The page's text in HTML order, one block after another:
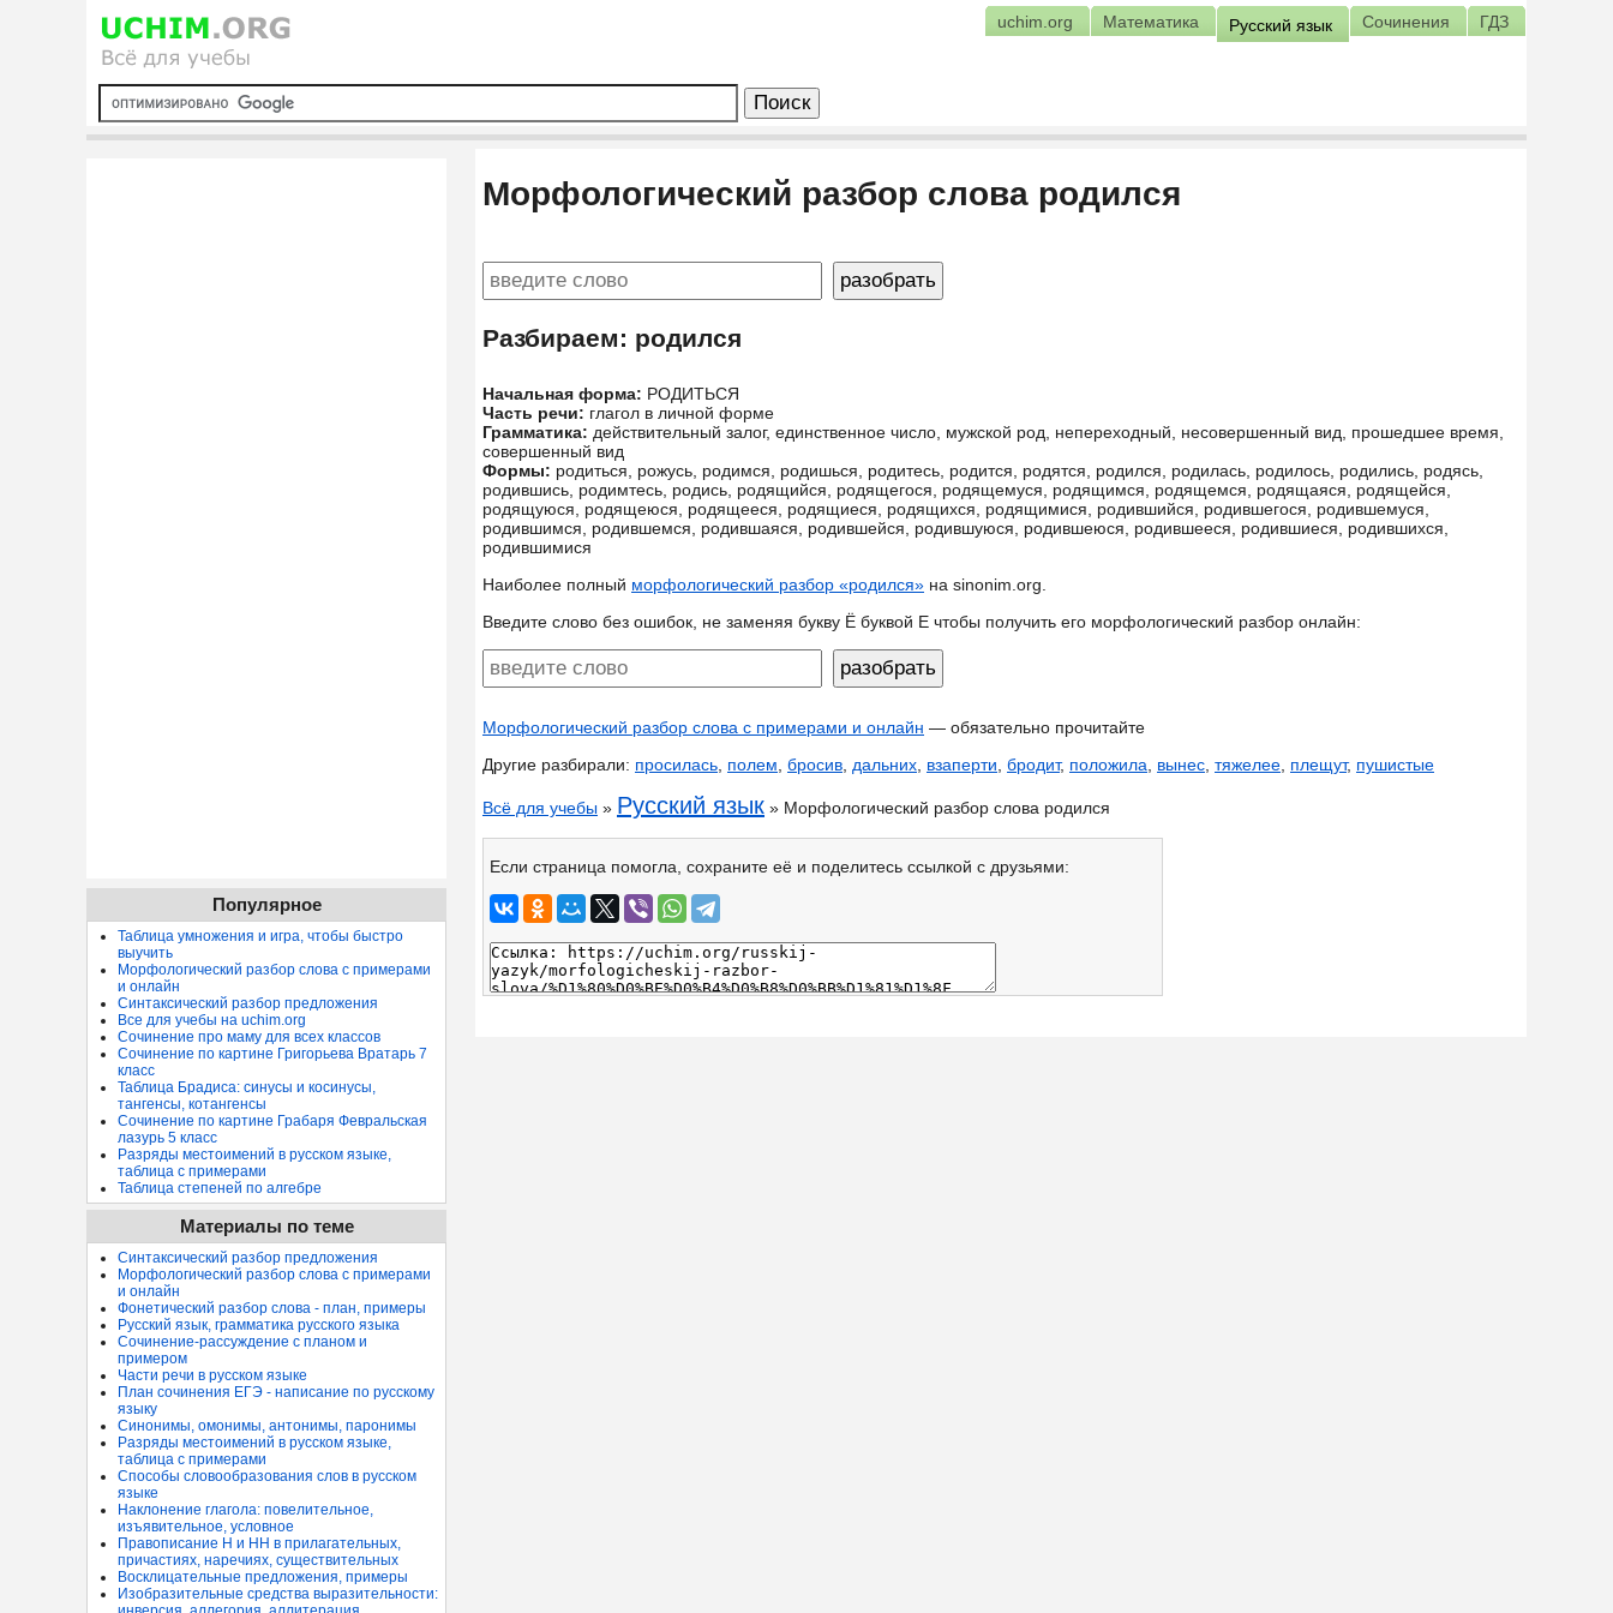
uchim.org Математика Русский язык Сочинения ГДЗ
Морфологический разбор слова родился
Разбираем: родился
Начальная форма: РОДИТЬСЯ
Часть речи: глагол в личной форме
Грамматика: действительный залог, единственное число, мужской род, непереходный, несовершенный вид, прошедшее время,
совершенный вид
Формы: родиться, рожусь, родимся, родишься, родитесь, родится, родятся, родился, родилась, родилось, родились, родясь,
родившись, родимтесь, родись, родящийся, родящегося, родящемуся, родящимся, родящемся, родящаяся, родящейся,
родящуюся, родящеюся, родящееся, родящиеся, родящихся, родящимися, родившийся, родившегося, родившемуся,
родившимся, родившемся, родившаяся, родившейся, родившуюся, родившеюся, родившееся, родившиеся, родившихся,
родившимися
Наиболее полный морфологический разбор «родился» на sinonim.org.
Введите слово без ошибок, не заменяя букву Ё буквой Е чтобы получить его морфологический разбор онлайн:
Морфологический разбор слова с примерами и онлайн — обязательно прочитайте
Другие разбирали: просилась полем бросив дальних взаперти бродит, положила вынес тяжелее плещут, пушистые
Всё для учебы » Русский язык » Морфологический разбор слова родился
Если страница помогла, сохраните её и поделитесь ссылкой с друзьями:
Популярное
Таблица умножения и игра, чтобы быстро
выучить
Морфологический разбор слова с примерами
и онлайн
Синтаксический разбор предложения
Все для учебы на uchim.org
Сочинение про маму для всех классов
Сочинение по картине Григорьева Вратарь 7
класс
Таблица Брадиса: синусы и косинусы,
тангенсы, котангенсы
Сочинение по картине Грабаря Февральская
лазурь 5 класс
Разряды местоимений в русском языке,
таблица с примерами
Таблица степеней по алгебре
Материалы по теме
Синтаксический разбор предложения
Морфологический разбор слова с примерами
и онлайн
Фонетический разбор слова - план, примеры
Русский язык, грамматика русского языка
Сочинение-рассуждение с планом и
примером
Части речи в русском языке
План сочинения ЕГЭ - написание по русскому
языку
Синонимы, омонимы, антонимы, паронимы
Разряды местоимений в русском языке,
таблица с примерами
Способы словообразования слов в русском
языке
Наклонение глагола: повелительное,
изъявительное, условное
Правописание Н и НН в прилагательных,
причастиях, наречиях, существительных
Восклицательные предложения, примеры
Изобразительные средства выразительности: